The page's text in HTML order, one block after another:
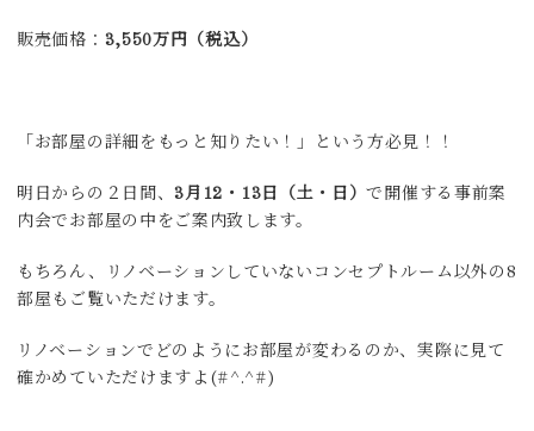
販売価格： 3,550万円（税込）
「お部屋の詳細をもっと知りたい！」という方必見！！
明日からの２日間、3月12・13日（土・日）で開催する事前案
内会でお部屋の中をご案内致します。
もちろん、リノベーションしていないコンセプトルーム以外の8
部屋もご覧いただけます。
リノベーションでどのようにお部屋が変わるのか、実際に見て
確かめていただけますよ(#^.^#)